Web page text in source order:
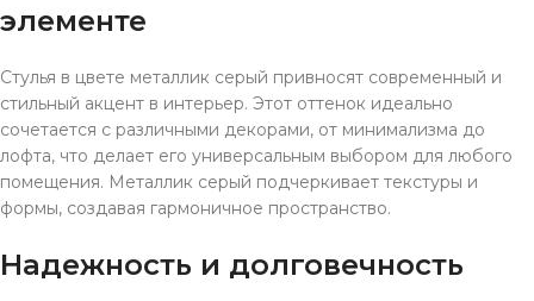
элементе
Стулья в цвете металлик серый привносят современный и
стильный акцент в интерьер. Этот оттенок идеально
сочетается с различными декорами, от минимализма до
лофта, что делает его универсальным выбором для любого
помещения. Металлик серый подчеркивает текстуры и
формы, создавая гармоничное пространство.
Надежность и долговечность